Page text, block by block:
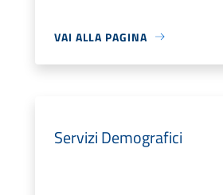
VAI ALLA PAGINA
Servizi Demografici